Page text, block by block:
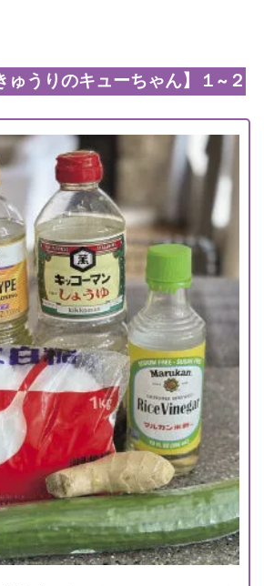
ゅうりのキューちゃん】１~２